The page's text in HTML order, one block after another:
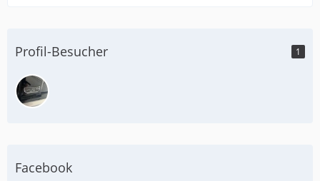
Profil-Besucher 1
Facebook